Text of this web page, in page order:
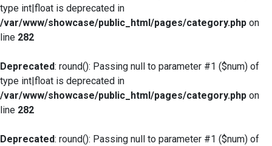
type int|float is deprecated in
/var/www/showcase/public_html/pages/category.php on
line 282
Deprecated: round(): Passing null to parameter #1 ($num) of
type int|float is deprecated in
/var/www/showcase/public_html/pages/category.php on
line 282
Deprecated: round(): Passing null to parameter #1 ($num) of